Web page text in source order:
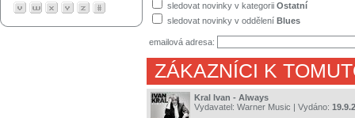
sledovat novinky v kategorii Ostatní
sledovat novinky v oddělení Blues
emailová adresa:
ZÁKAZNÍCI K
Kral Ivan - Always
Vydavatel: Warner Music | Vydáno: